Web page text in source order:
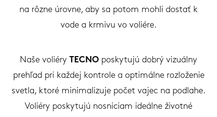
na rôzne úrovne, aby sa potom mohli dostať k
vode a krmivu vo voliére.
Naše voliéry TECNO poskytujú dobrý vizuálny
prehľad pri každej kontrole a optimálne rozloženie
svetla, ktoré minimalizuje počet vajec na podlahe.
Voliéry poskytujú nosniciam ideálne životné